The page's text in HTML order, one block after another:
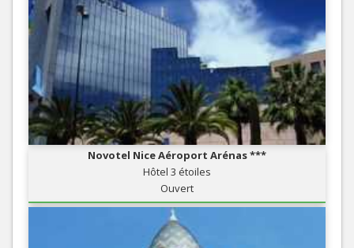
Novotel Nice Aéroport Arénas ***
Hôtel 3 étoiles
Ouvert